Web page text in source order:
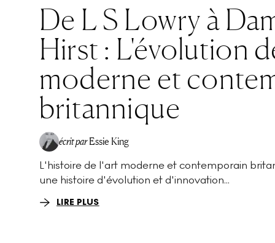
De L S Lowry à
Hirst : L'évolution
moderne et
britannique
écrit par Essie King
L'histoire de l'art moderne et contemporain
une histoire d'évolution et d'innovation...
LIRE PLUS